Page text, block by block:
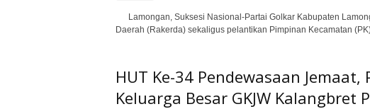
Lamongan, Suksesi Nasional-Partai Golkar Kabupaten
Daerah (Rakerda) sekaligus pelantikan Pimpinan Kecamatan
HUT Ke-34 Pendewasaan
Keluarga Besar GKJW Kalangbret